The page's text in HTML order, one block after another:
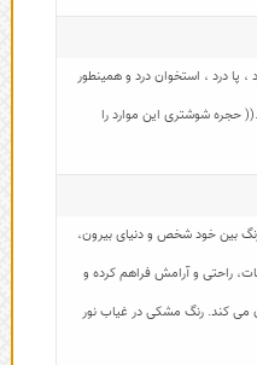
پا درد ، استخوان درد و همینطور
حجره شوشتری این موارد را
بین خود شخص و دنیای بیرون،
راحتی و آرامش فراهم کرده و
می کند. رنگ مشکی در غیاب نور